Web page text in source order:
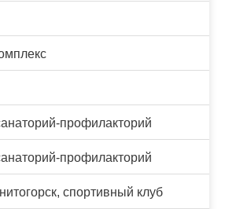
профилакторий
профилакторий
спортивный клуб